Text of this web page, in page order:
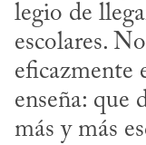
legio de
escolares.
eficazmente
enseña: que
más y más